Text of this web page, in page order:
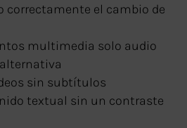
correctamente el cambio de
multimedia solo audio
sin subtítulos
textual sin un contraste